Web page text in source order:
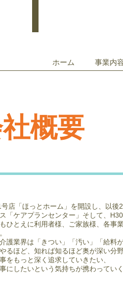
ホーム 事業内
概要
店「ほっとホーム」を開設し、以
「ケアプランセンター」そして、
ひとえに利用者様、ご家族様、各事
護業界は「きつい」「汚い」「給料
るほど、知れば知るほど奥が深い分
をもっと深く追求していきたい、
にしたいという気持ちが携わってい